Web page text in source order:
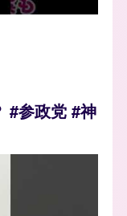
#参政党 #神